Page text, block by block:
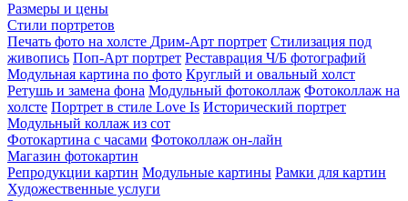
Размеры и цены
Стили портретов
Печать фото на холсте Дрим-Арт портрет Стилизация под
живопись Поп-Арт портрет Реставрация Ч/Б фотографий
Модульная картина по фото Круглый и овальный холст
Ретушь и замена фона Модульный фотоколлаж Фотоколлаж на
холсте Портрет в стиле Love Is Исторический портрет
Модульный коллаж из сот
Фотокартина с часами Фотоколлаж он-лайн
Магазин фотокартин
Репродукции картин Модульные картины Рамки для картин
Художественные услуги